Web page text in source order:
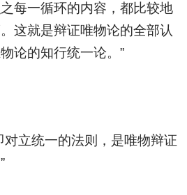
每一循环的内容，都比较地
这就是辩证唯物论的全部认
论的知行统一论。”
对立统一的法则，是唯物辩证